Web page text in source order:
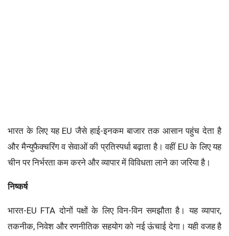
भारत के लिए यह EU जैसे हाई-इनकम बाजार तक आसान पहुंच देता है
और मैन्युफैक्चरिंग व सेवाओं की प्रतिस्पर्धा बढ़ाता है। वहीं EU के लिए यह
चीन पर निर्भरता कम करने और व्यापार में विविधता लाने का जरिया है।
निष्कर्ष
भारत-EU FTA दोनों पक्षों के लिए विन-विन समझौता है। यह व्यापार,
तकनीक, निवेश और रणनीतिक सहयोग को नई ऊंचाई देगा। यही वजह है